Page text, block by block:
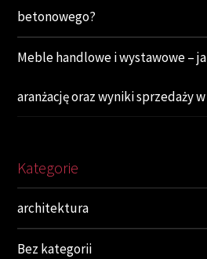
betonowego?
Meble handlowe i wystawowe –
aranżację oraz wyniki sprzedaży
Kategorie
architektura
Bez kategorii